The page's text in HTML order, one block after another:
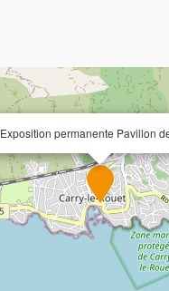
Exposition permanente Pavillon